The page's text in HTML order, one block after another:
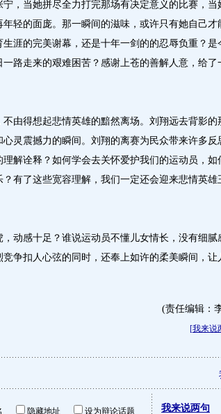
当她拼尽全力打完那场有决定意义的比赛，当
轻的面庞。那一瞬间的滋味，或许只有她自己才
涯的完美谢幕，还是十年一剑的的忍辱负重？是
路走来的艰难困苦？感谢上苍的善解人意，给了
得想起悲情英雄的黯然离场。刘翔远去背影的
灵震撼力的瞬间。刘翔的离赛为民众带来许多反
解诠释？如何学会去关怀爱护我们的运动员，如
有了这些宽容理解，我们一定还会迎来悲情英雄
感十足？谁说运动员不懂儿女情长，没有细腻
争扣人心弦的同时，还奉上如许的柔美瞬间，让
(责任编辑：
[我来说
隐藏地址
设为辩论话题
我来说两句